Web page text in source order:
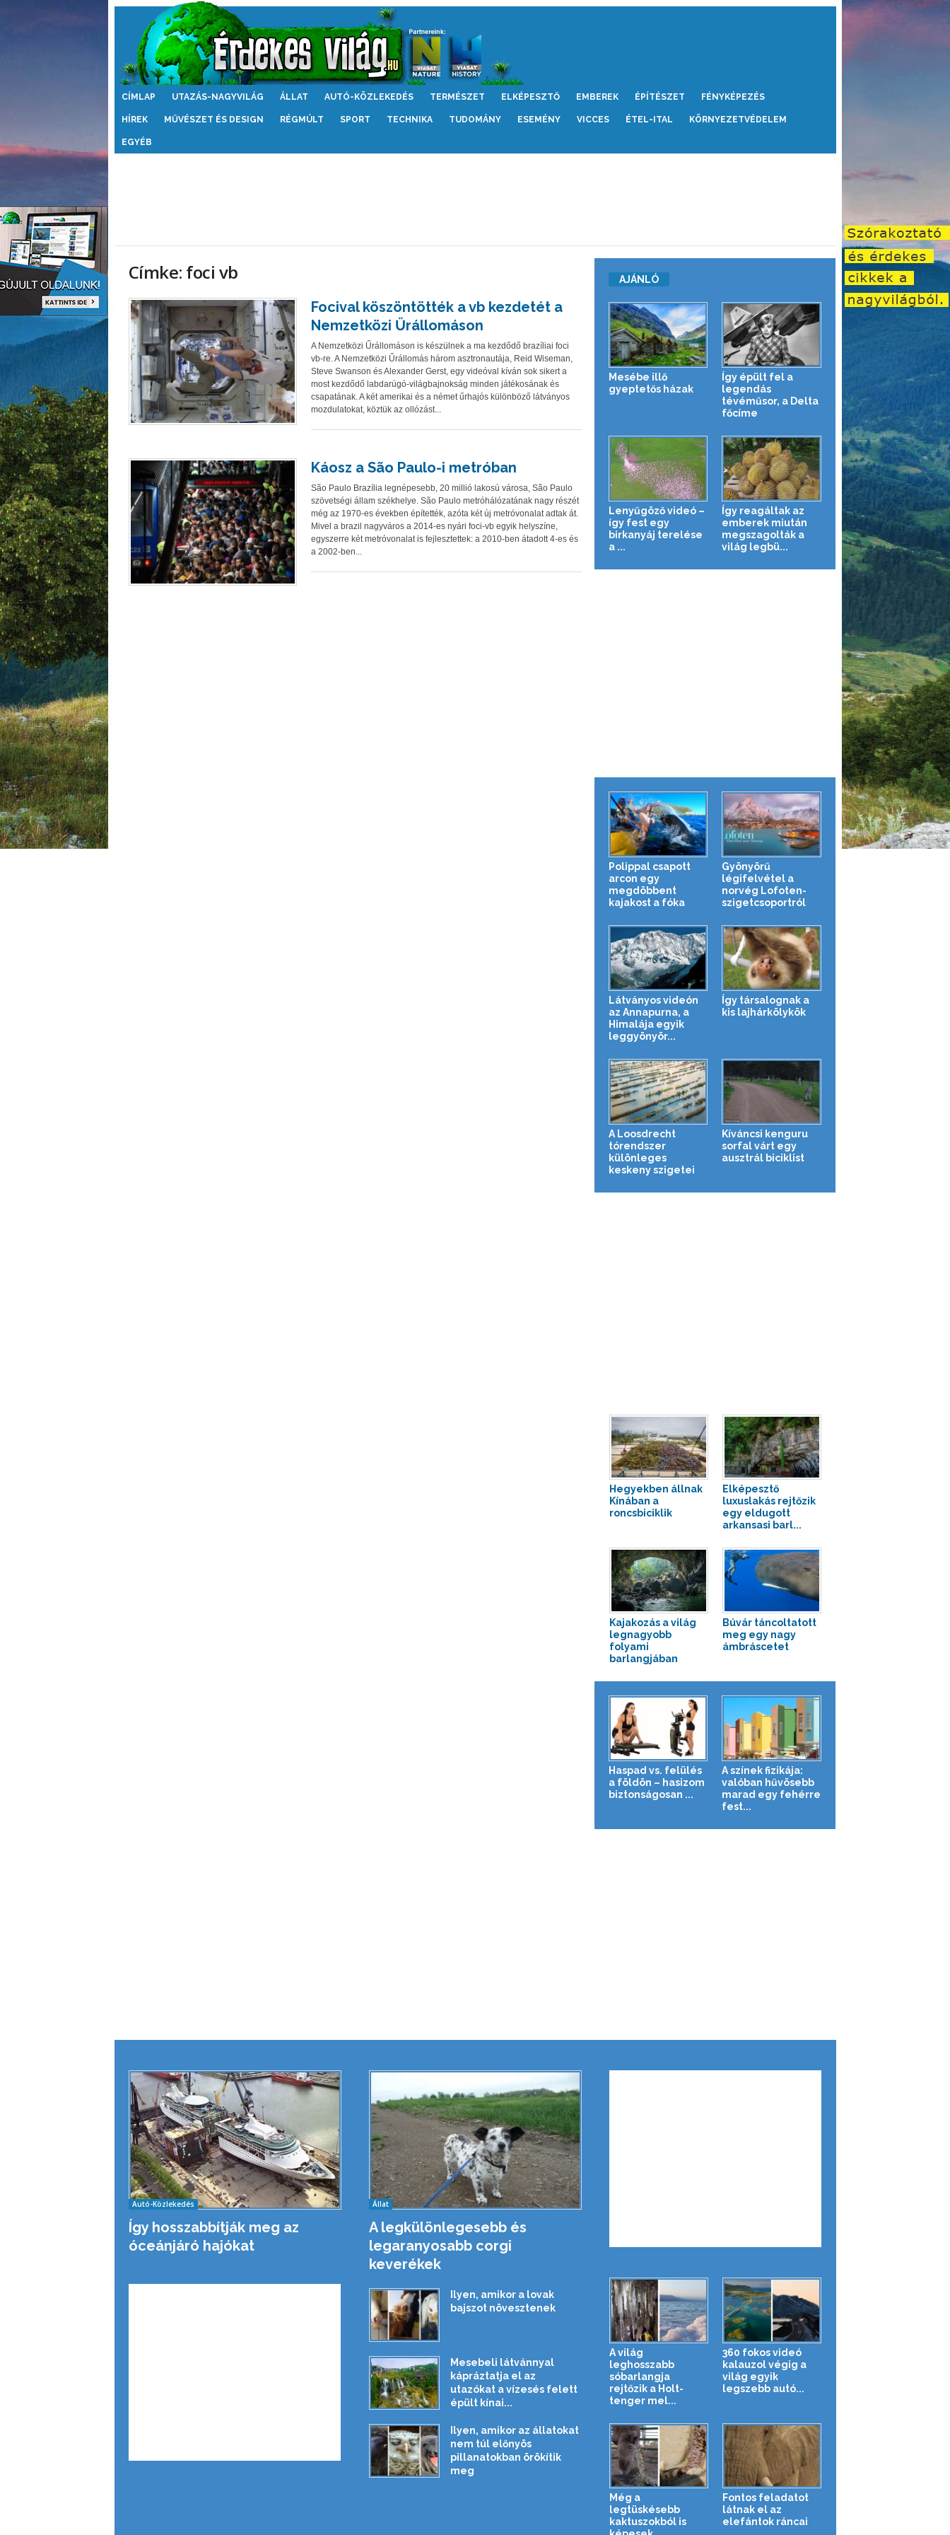
Érdekes
CÍMLAP UTAZÁS-NAGYVILÁG ÁLLAT AUTÓ-KÖZLEKEDÉS TERMÉSZET ELKÉPESZTŐ EMBEREK ÉPÍTÉSZET FÉNYKÉPEZÉS
HÍREK MŰVÉSZET ÉS DESIGN RÉGMÚLT SPORT TECHNIKA TUDOMÁNY ESEMÉNY VICCES ÉTEL-ITAL KÖRNYEZETVÉDELEM
EGYÉB
Címke: foci vb
Focival köszöntötték a vb kezdetét a
Nemzetközi Űrállomáson
A Nemzetközi Űrállomáson is készülnek a ma kezdődő brazíliai foci
vb-re. A Nemzetközi Űrállomás három asztronautája, Reid Wiseman,
Steve Swanson és Alexander Gerst, egy videóval kíván sok sikert a
most kezdődő labdarúgó-világbajnokság minden játékosának és
csapatának. A két amerikai és a német űrhajós különböző látványos
mozdulatokat, köztük az ollózást...
Káosz a São Paulo-i metróban
São Paulo Brazília legnépesebb, 20 millió lakosú városa, São Paulo
szövetségi állam székhelye. São Paulo metróhálózatának nagy részét
még az 1970-es években építették, azóta két új metróvonalat adtak át.
Mivel a brazil nagyváros a 2014-es nyári foci-vb egyik helyszíne,
egyszerre két metróvonalat is fejlesztettek: a 2010-ben átadott 4-es és
a 2002-ben...
AJÁNLÓ
Mesébe illő
gyeptetős házak
Így épült fel a
legendás
tévéműsor, a Delta
főcíme
Lenyűgöző videó –
így fest egy
birkanyáj terelése
a ...
Így reagáltak az
emberek miután
megszagolták a
világ legbü...
Polippal csapott
arcon egy
megdöbbent
kajakost a fóka
Gyönyörű
légifelvétel a
norvég Lofoten-
szigetcsoportról
Látványos videón
az Annapurna, a
Himalája egyik
leggyönyör...
Így társalognak a
kis lajhárkölykök
A Loosdrecht
tórendszer
különleges
keskeny szigetei
Kíváncsi kenguru
sorfal várt egy
ausztrál biciklist
Hegyekben állnak
Kínában a
roncsbiciklik
Elképesztő
luxuslakás rejtőzik
egy eldugott
arkansasi barl...
Kajakozás a világ
legnagyobb
folyami
barlangjában
Búvár táncoltatott
meg egy nagy
ámbráscetet
Haspad vs. felülés
a földön – hasizom
biztonságosan ...
A színek fizikája:
valóban hűvösebb
marad egy fehérre
fest...
Autó-Közlekedés
Így hosszabbítják meg az
óceánjáró hajókat
Állat
A legkülönlegesebb és
legaranyosabb corgi
keverékek
Ilyen, amikor a lovak
bajszot növesztenek
Mesebeli látvánnyal
kápráztatja el az
utazókat a vízesés felett
épült kínai...
Ilyen, amikor az állatokat
nem túl előnyös
pillanatokban örökítik
meg
A világ
leghosszabb
sóbarlangja
rejtőzik a Holt-
tenger mel...
360 fokos videó
kalauzol végig a
világ egyik
legszebb autó...
Még a
legtüskésebb
kaktuszokból is
Fontos feladatot
látnak el az
elefántok ráncai